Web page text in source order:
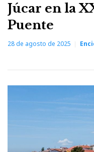
Júcar en la
Puente
28 de agosto de 2025